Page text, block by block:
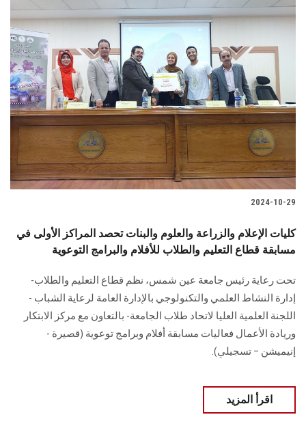
الإعلام
تواصل معنا
الطلاب
هيئة التدريس
الدراسات العليا
الزائـرون
سجل الان
2024-10-29
كليات الإعلام والزراعة والعلوم والبنات تحصد المراكز الأولى في
مسابقة قطاع التعليم والطلاب للأفلام والبرامج التوعوية
تحت رعاية رئيس جامعة عين شمس، نظم قطاع التعليم ‏والطلاب-
إدارة النشاط العلمي والتكنولوجي بالإدارة العامة لرعاية الشباب -
اللجنة العلمية العليا ‏لاتحاد طلاب الجامعة- بالتعاون مع مركز الابتكار
وريادة الأعمال‎ ‎فعاليات ‏مسابقة أفلام وبرامج توعوية (قصيرة -
إنيميشن – تسجيلي).‏
اقرأ المزيد